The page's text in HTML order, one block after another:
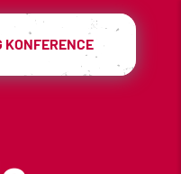
KONFERENCE